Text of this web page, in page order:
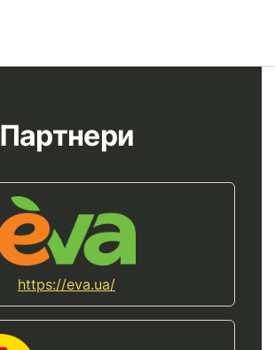
Партнери
https://eva.ua/